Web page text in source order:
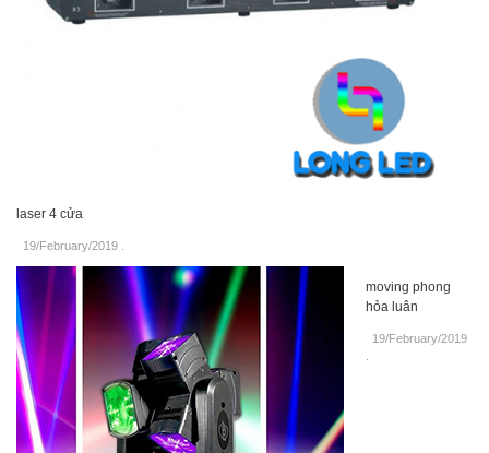
laser 4 cửa
19/February/2019
moving phong
hỏa luân
19/February/2019